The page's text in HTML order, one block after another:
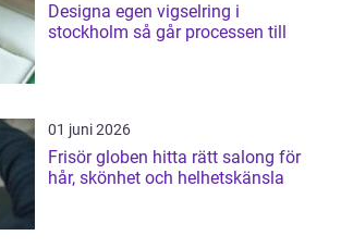
Designa egen vigselring i
stockholm så går processen till
01 juni 2026
Frisör globen hitta rätt salong för
hår, skönhet och helhetskänsla